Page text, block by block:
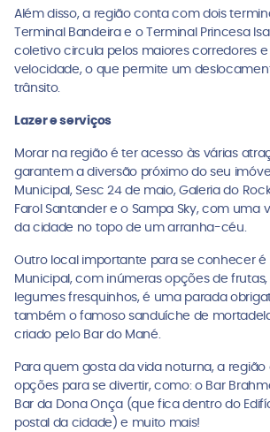
Além disso, a região conta com dois
Terminal Bandeira e o Terminal Princesa
coletivo circula pelos maiores corredores
velocidade, o que permite um
trânsito.
Lazer e serviços
Morar na região é ter acesso às várias
garantem a diversão próximo do seu
Municipal, Sesc 24 de maio, Galeria do
Farol Santander e o Sampa Sky, com uma
da cidade no topo de um arranha-céu.
Outro local importante para se conhecer
Municipal, com inúmeras opções de
legumes fresquinhos, é uma parada
também o famoso sanduíche de
criado pelo Bar do Mané.
Para quem gosta da vida noturna, a
opções para se divertir, como: o Bar
Bar da Dona Onça (que fica dentro do
postal da cidade) e muito mais!